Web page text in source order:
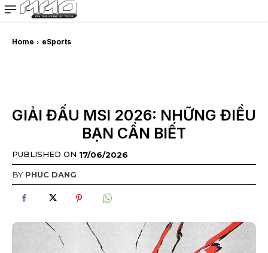
MMOSITE - Thông tin công nghệ
Bài viết nổi bật
Home eSports
GIẢI ĐẤU MSI 2026: NHỮNG ĐIỀU
BẠN CẦN BIẾT
PUBLISHED ON 17/06/2026
BY PHUC DANG